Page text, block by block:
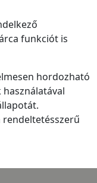
funkciót is
hordozható
rendeltetésszerű